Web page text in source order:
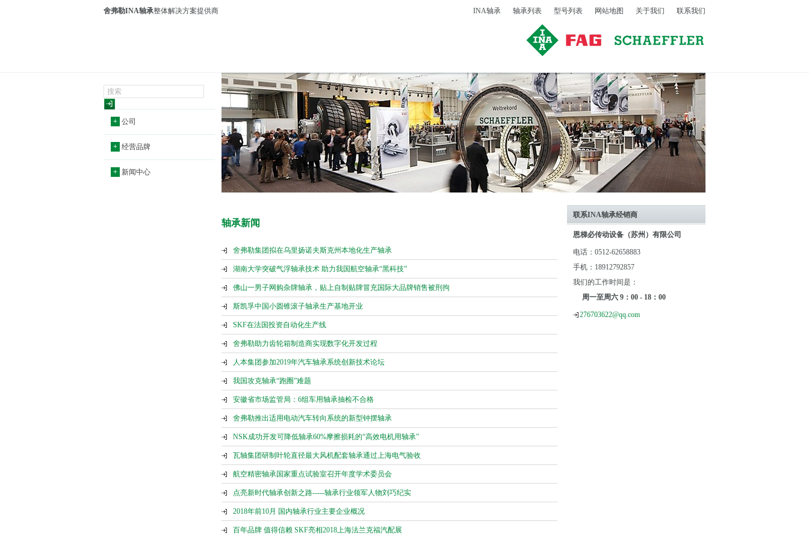
舍弗勒INA轴承整体解决方案提供商 INA轴承 轴承列表 型号列表 网站地图 关于我们 联系我们
+ 公司
+ 经营品牌
+ 新闻中心
轴承新闻
舍弗勒集团拟在乌里扬诺夫斯克州本地化生产轴承
湖南大学突破气浮轴承技术 助力我国航空轴承“黑科技”
佛山一男子网购杂牌轴承，贴上自制贴牌冒充国际大品牌销售被刑拘
斯凯孚中国小圆锥滚子轴承生产基地开业
SKF在法国投资自动化生产线
舍弗勒助力齿轮箱制造商实现数字化开发过程
人本集团参加2019年汽车轴承系统创新技术论坛
我国攻克轴承“跑圈”难题
安徽省市场监管局：6组车用轴承抽检不合格
舍弗勒推出适用电动汽车转向系统的新型钟摆轴承
NSK成功开发可降低轴承60%摩擦损耗的“高效电机用轴承”
瓦轴集团研制叶轮直径最大风机配套轴承通过上海电气验收
航空精密轴承国家重点试验室召开年度学术委员会
点亮新时代轴承创新之路-----轴承行业领军人物刘巧纪实
2018年前10月 国内轴承行业主要企业概况
百年品牌 值得信赖 SKF亮相2018上海法兰克福汽配展
联系INA轴承经销商
恩梯必传动设备（苏州）有限公司
电话：0512-62658883
手机：18912792857
我们的工作时间是：
周一至周六 9：00 - 18：00
276703622@qq.com